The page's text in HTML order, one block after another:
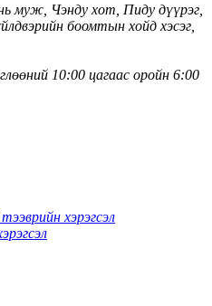
муж, Чэнду хот, Пиду дүүрэг,
боомтын хойд хэсэг,
10:00 цагаас оройн 6:00
хэрэгсэл